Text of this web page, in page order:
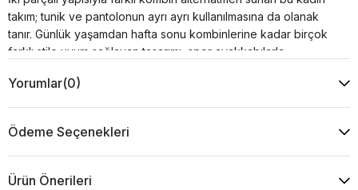
takım; tunik ve pantolonun ayrı ayrı kullanılmasına da olanak
tanır. Günlük yaşamdan hafta sonu kombinlerine kadar birçok
farklı stile uyum sağlayan tasarımı, spor ayakkabılarla
Ürün Özellikleri
Kumaş : %30 Viskon %20 Pamuk %50 Akrilik
Kol : 46 cm
Yaka Tipi : Kapşonlu
Desen : Düz
Kalıp : Rahat Kalıp
Yorumlar(0)
Ödeme Seçenekleri
Ürün Önerileri